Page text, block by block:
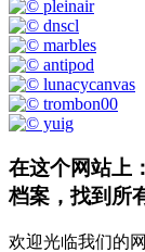
在这个网站上
档案，找到所
欢迎光临我们的